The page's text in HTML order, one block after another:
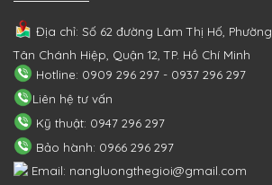
Địa chỉ: Số 62 đường Lâm Thị Hố, Phường
Tân Chánh Hiệp, Quận 12, TP. Hồ Chí Minh
Hotline: 0909 296 297 - 0937 296 297
Liên hệ tư vấn
Kỹ thuật: 0947 296 297
Bảo hành: 0966 296 297
Email: nangluongthegioi@gmail.com